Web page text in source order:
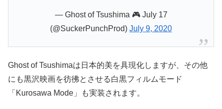
— Ghost of Tsushima 🎮 July 17
(@SuckerPunchProd) July 9, 2020
Ghost of Tsushimaは日本的美を具現化しますが、その他
にも黒沢映画を彷彿とさせる白黒フィルムモード
「Kurosawa Mode」も実装されます。